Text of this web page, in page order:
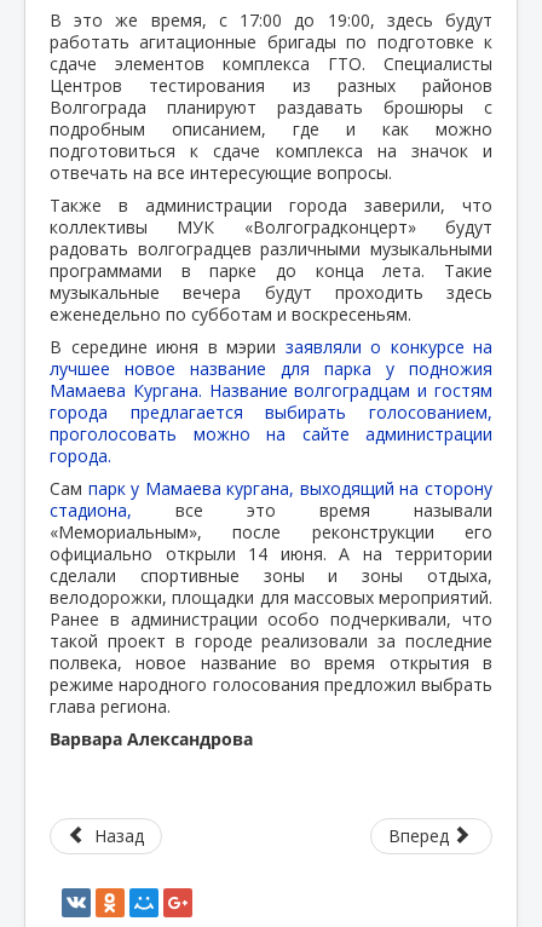
В это же время, с 17:00 до 19:00, здесь будут
работать агитационные бригады по подготовке к
сдаче элементов комплекса ГТО. Специалисты
Центров тестирования из разных районов
Волгограда планируют раздавать брошюры с
подробным описанием, где и как можно
подготовиться к сдаче комплекса на значок и
отвечать на все интересующие вопросы.
Также в администрации города заверили, что
коллективы МУК «Волгоградконцерт» будут
радовать волгоградцев различными музыкальными
программами в парке до конца лета. Такие
музыкальные вечера будут проходить здесь
еженедельно по субботам и воскресеньям.
В середине июня в мэрии заявляли о конкурсе на
лучшее новое название для парка у подножия
Мамаева Кургана. Название волгоградцам и гостям
города предлагается выбирать голосованием,
проголосовать можно на сайте администрации
города.
Сам парк у Мамаева кургана, выходящий на сторону
стадиона, все это время называли
«Мемориальным», после реконструкции его
официально открыли 14 июня. А на территории
сделали спортивные зоны и зоны отдыха,
велодорожки, площадки для массовых мероприятий.
Ранее в администрации особо подчеркивали, что
такой проект в городе реализовали за последние
полвека, новое название во время открытия в
режиме народного голосования предложил выбрать
глава региона.
Варвара Александрова
Назад Вперед